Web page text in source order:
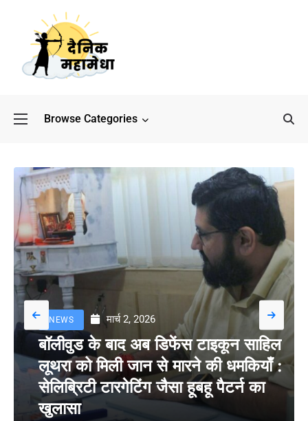
Browse Categories
NEWS मार्च 2, 2026
बॉलीवुड के बाद अब डिफेंस टाइकून साहिल
लूथरा को मिली जान से मारने की धमकियाँ :
सेलिब्रिटी टारगेटिंग जैसा हूबहू पैटर्न का
खुलासा